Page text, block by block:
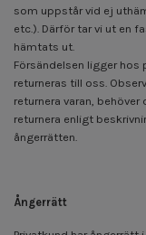
som uppstår vid ej
etc.). Därför tar vi ut en
hämtats ut.
Försändelsen ligger
returneras till oss.
returnera varan,
returnera enligt
ångerrätten.
Ångerrätt